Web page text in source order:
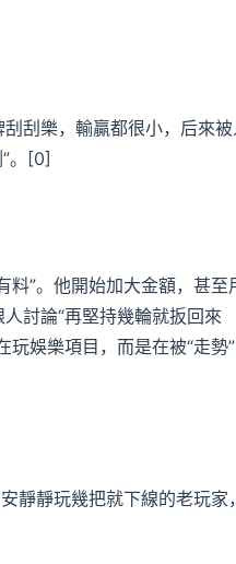
刮樂，輸贏都很小，后來被
。[0]
”。他開始加大金額，甚至
討論“再堅持幾輪就扳回來
娛樂項目，而是在被“走勢”
靜靜玩幾把就下線的老玩家，